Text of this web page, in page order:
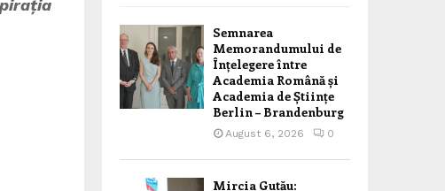
Semnarea
Memorandumului de
Înțelegere între
Academia Română și
Academia de Științe
Berlin – Brandenburg
August 6, 2026 0
Mircia Gutău: